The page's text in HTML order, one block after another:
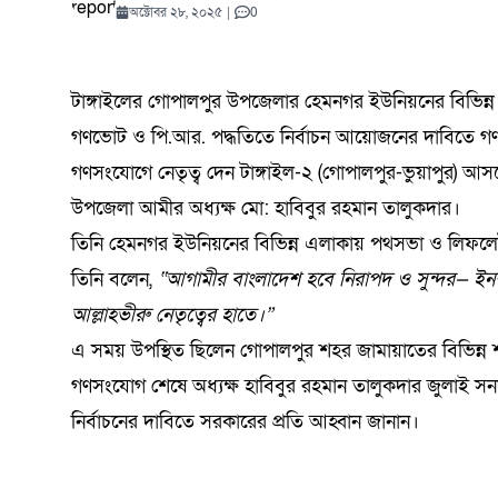
শ্রদ্ধা
কড়াই নিয়ে
বিজলী কৃষিকে
বাইকারদের
নদীগর্ভে
শিক্ষার্থীদের ব্যাপক অংশগ্রহণ
ডিসেম্বর ২২, ২০২৫ 0
অক্টোবর ২৮, ২০২৫ | 0
টাঙ্গাইলের গোপালপুর উপজেলার হেমনগর ইউনিয়নের
গণভোট ও পি.আর. পদ্ধতিতে নির্বাচন আয়োজনের দাবিতে
গণসংযোগে নেতৃত্ব দেন টাঙ্গাইল-২ (গোপালপুর-ভুয়াপুর)
উপজেলা আমীর অধ্যক্ষ মো: হাবিবুর রহমান তালুকদার।
তিনি হেমনগর ইউনিয়নের বিভিন্ন এলাকায় পথসভা ও
তিনি বলেন, “আগামীর বাংলাদেশ হবে নিরাপদ ও সুন্দর—
আল্লাহভীরু নেতৃত্বের হাতে।”
এ সময় উপস্থিত ছিলেন গোপালপুর শহর জামায়াতের বিভিন্ন
গণসংযোগ শেষে অধ্যক্ষ হাবিবুর রহমান তালুকদার জুলাই
নির্বাচনের দাবিতে সরকারের প্রতি আহ্বান জানান।